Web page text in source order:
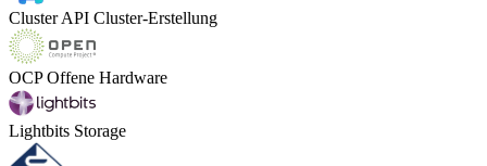
Cluster API Cluster-Erstellung
OCP Offene Hardware
Lightbits Storage